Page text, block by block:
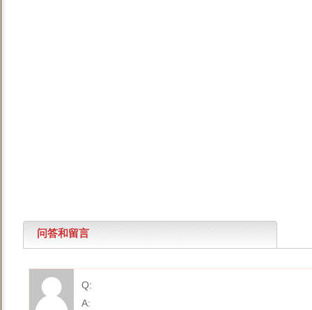
问答和留言
Q:
A: